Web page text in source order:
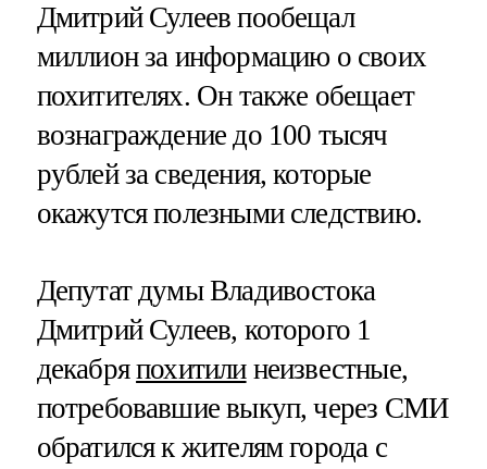
Дмитрий Сулеев пообещал
миллион за информацию о своих
похитителях. Он также обещает
вознаграждение до 100 тысяч
рублей за сведения, которые
окажутся полезными следствию.
Депутат думы Владивостока
Дмитрий Сулеев, которого 1
декабряпохитилинеизвестные,
потребовавшие выкуп, через СМИ
обратился к жителям города с